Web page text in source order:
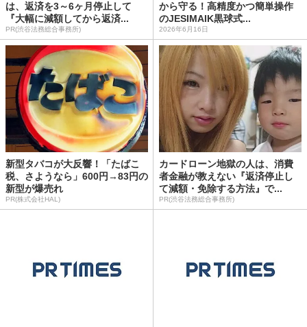
は、返済を3～6ヶ月停止して
『大幅に減額してから返済...
PR(渋谷法務総合事務所)
から守る！高精度かつ簡単操作
のJESIMAIK黒球式...
2026年6月16日
新型タバコが大反響！「たばこ
税、さようなら」600円→83円の
新型が爆売れ
PR(株式会社HAL)
カードローン地獄の人は、消費
者金融が教えない『返済停止し
て減額・免除する方法』で...
PR(渋谷法務総合事務所)